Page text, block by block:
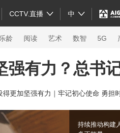
CCTV.直播 中
学习
乐龄 阅读 艺术 数智 5G
锋面
强有力？总书
更加坚强有力｜ 牢记初心使命 勇担
持续推动构建